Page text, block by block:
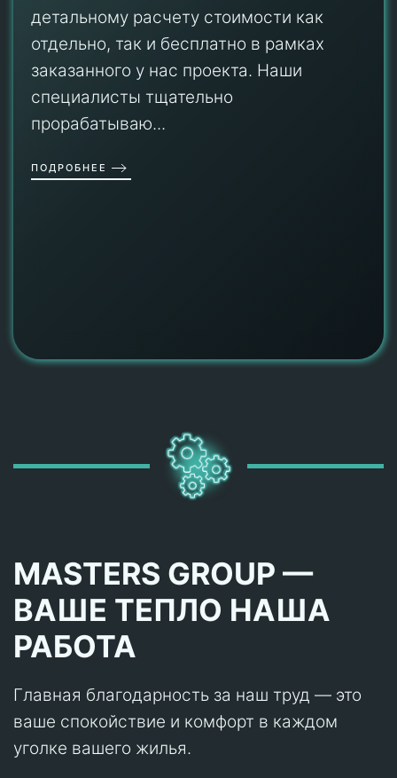
детальному расчету стоимости как
отдельно, так и бесплатно в рамках
заказанного у нас проекта. Наши
специалисты тщательно
прорабатываю...
ПОДРОБНЕЕ
MASTERS GROUP —
ВАШЕ ТЕПЛО НАША
РАБОТА
Главная благодарность за наш труд — это
ваше спокойствие и комфорт в каждом
уголке вашего жилья.